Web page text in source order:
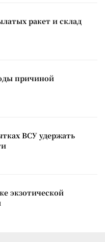
ракет и склад
причиной
ВСУ удержать
экзотической